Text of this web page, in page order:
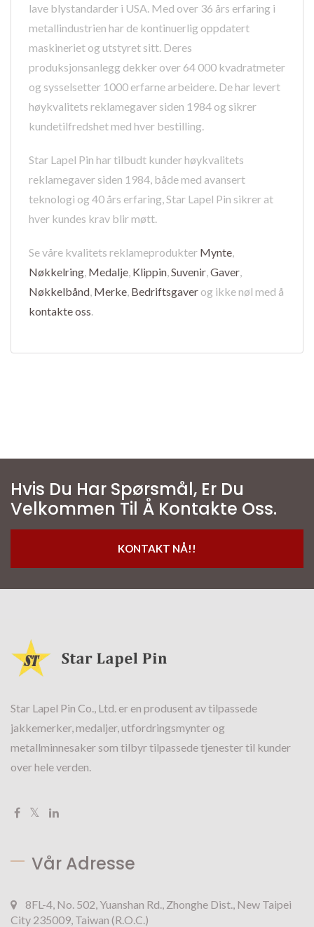
lave blystandarder i USA. Med over 36 års erfaring i
metallindustrien har de kontinuerlig oppdatert
maskineriet og utstyret sitt. Deres
produksjonsanlegg dekker over 64 000 kvadratmeter
og sysselsetter 1000 erfarne arbeidere. De har levert
høykvalitets reklamegaver siden 1984 og sikrer
kundetilfredshet med hver bestilling.
Star Lapel Pin har tilbudt kunder høykvalitets
reklamegaver siden 1984, både med avansert
teknologi og 40 års erfaring, Star Lapel Pin sikrer at
hver kundes krav blir møtt.
Se våre kvalitets reklameprodukter Mynte,
Nøkkelring, Medalje, Klippin,Suvenir,Gaver,
Nøkkelbånd, Merke, Bedriftsgaver og ikke nøl med å
kontakte oss.
Hvis Du Har Spørsmål, Er Du
Velkommen Til Å Kontakte Oss.
KONTAKT NÅ!!
Star Lapel Pin Co., Ltd. er en produsent av tilpassede
jakkemerker, medaljer, utfordringsmynter og
metallminnesaker som tilbyr tilpassede tjenester til kunder
over hele verden.
Vår Adresse
8FL-4, No. 502, Yuanshan Rd., Zhonghe Dist., New Taipei
City 235009, Taiwan (R.O.C.)